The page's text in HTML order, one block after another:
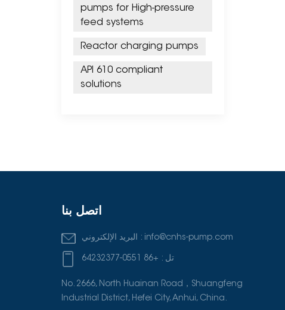
pumps for High-pressure
feed systems
Reactor charging pumps
API 610 compliant
solutions
اتصل بنا
البريد الإلكتروني : info@cnhs-pump.com
تل : +86 0551-64232377
No. 2666, North Huainan Road，Shuangfeng
Industrial District, Hefei City, Anhui, China.